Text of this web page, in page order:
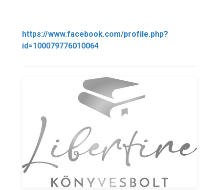
https://www.facebook.com/profile.php?
id=100079776010064